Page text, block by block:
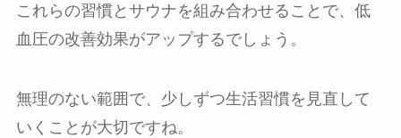
これらの習慣とサウナを組み合わせることで、低
血圧の改善効果がアップするでしょう。
無理のない範囲で、少しずつ生活習慣を見直して
いくことが大切ですね。